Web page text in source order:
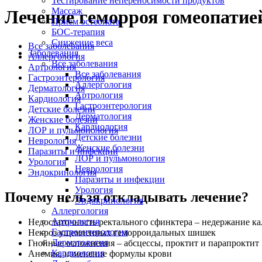
Массаж
Прием остеопата
БОС-терапия
Снижение веса
Заболевания
Все заболевания
Все заболевания
Аллергология
Артрология
Гастроэнтерология
Дерматология
Кардиология
Детские болезни
Женские болезни
ЛОР и пульмонология
Неврология
Паразиты и инфекции
Урология
Эндокринология
Аллергология
Артрология
Гастроэнтерология
Дерматология
Кардиология
Лечение геморроя
Все заболевания
Аллергология
Артрология
Гастроэнтерология
Дерматология
Кардиология
Детские болезни
Женские болезни
ЛОР и пульмонология
Неврология
Паразиты и инфекции
Урология
Эндокринология
Почему нельзя откладывать лечение?
Недостаточность ректального сфинктера – недержание
Некроз ущемленных геморроидальных шишек
Гнойные осложнения – абсцессы, проктит и парапроктит
Анемия, изменение формулы крови